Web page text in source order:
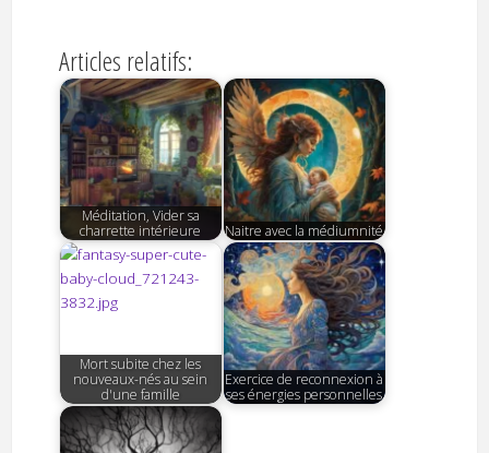
Articles relatifs:
Méditation, Vider sa
charrette intérieure
Naitre avec la médiumnité
Mort subite chez les
nouveaux-nés au sein
d'une famille
Exercice de reconnexion à
ses énergies personnelles